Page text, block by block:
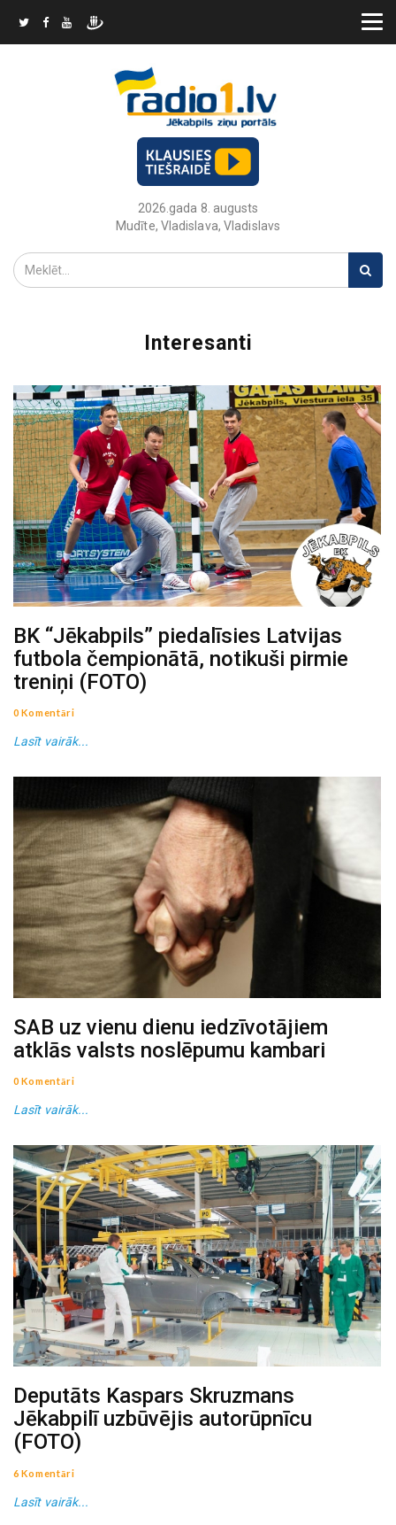
2026.gada 8. augusts
Mudīte, Vladislava, Vladislavs
Interesanti
BK “Jēkabpils” piedalīsies Latvijas
futbola čempionātā, notikuši pirmie
treniņi (FOTO)
0 Komentāri
Lasīt vairāk...
SAB uz vienu dienu iedzīvotājiem
atklās valsts noslēpumu kambari
0 Komentāri
Lasīt vairāk...
Deputāts Kaspars Skruzmans
Jēkabpilī uzbūvējis autorūpnīcu
(FOTO)
6 Komentāri
Lasīt vairāk...